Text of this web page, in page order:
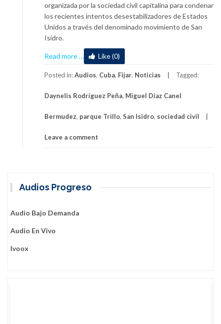
organizada por la sociedad civil capitalina para condenar
los recientes intentos desestabilizadores de Estados
Unidos a través del denominado movimiento de San
Isidro.
Read more
about
Presente
Díaz-
en
de
de
Revolución
… Like (0)
Posted in:Audios, Cuba, Fijar, Noticias Tagged:
Daynelis Rodríguez Peña, Miguel Diaz Canel
Bermudez, parque Trillo, San Isidro, sociedad civil
Leave a comment
Audios Progreso
Audio Bajo Demanda
Audio En Vivo
Ivoox